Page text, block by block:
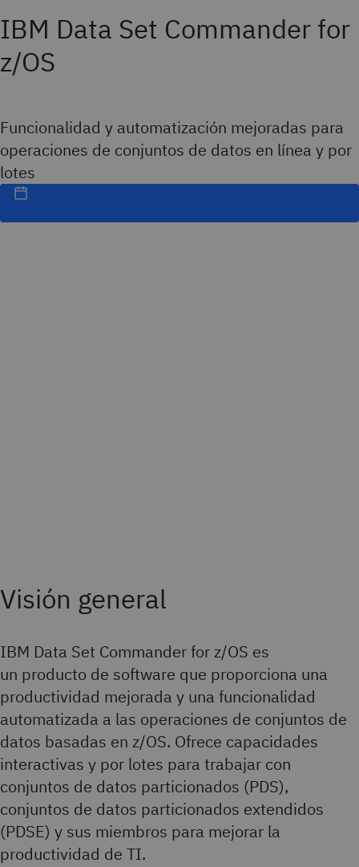
IBM Data Set Commander for
z/OS
Funcionalidad y automatización mejoradas para
operaciones de conjuntos de datos en línea y por
lotes
Visión general
IBM Data Set Commander for z/OS es
un producto de software que proporciona una
productividad mejorada y una funcionalidad
automatizada a las operaciones de conjuntos de
datos basadas en z/OS. Ofrece capacidades
interactivas y por lotes para trabajar con
conjuntos de datos particionados (PDS),
conjuntos de datos particionados extendidos
(PDSE) y sus miembros para mejorar la
productividad de TI.